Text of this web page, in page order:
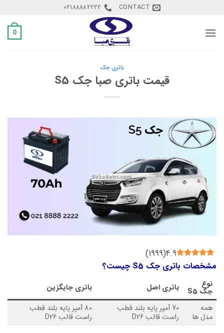
content
CONTACT
02188882222
0
باتری جک
قیمت باتری صبا جک S5
4.9
(
1999
)
مشخصات باتری جک S5 چیست؟
نوع
جک S5 باتری اصل
باتری جایگزین
همه
مدل ها
70 آمپر پایه بلند قطب
راست قالب D26
80 آمپر پایه بلند قطب
راست قالب D26